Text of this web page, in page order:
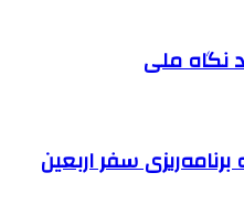
نگاه ملی
سفر اربعین